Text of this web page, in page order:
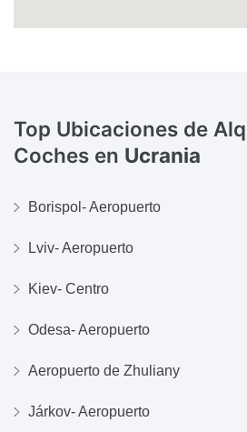
Top Ubicaciones de
Coches en Ucrania
Borispol- Aeropuerto
Lviv- Aeropuerto
Kiev- Centro
Odesa- Aeropuerto
Aeropuerto de Zhuliany
Járkov- Aeropuerto